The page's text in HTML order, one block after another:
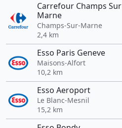
Carrefour Champs Sur
Marne
Champs-Sur-Marne
2,4 km
Esso Paris Geneve
Maisons-Alfort
10,2 km
Esso Aeroport
Le Blanc-Mesnil
15,2 km